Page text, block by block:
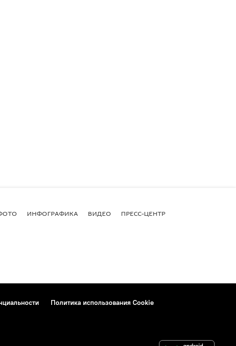
ИНФОГРАФИКА ВИДЕО ПРЕСС-ЦЕНТР
Политика использования Cookie